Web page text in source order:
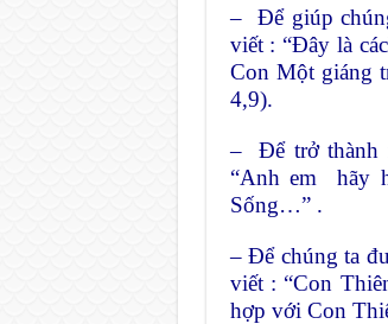
– Để giúp
viết : “Đây là
Con Một giáng
4,9).
– Để trở thành
“Anh em hãy
Sống…” .
– Để chúng ta
viết : “Con
hợp với Con